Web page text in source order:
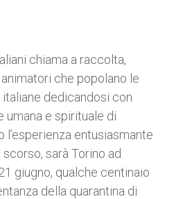
chiama a raccolta,
che popolano le
dedicandosi con
umana e spirituale di
l’esperienza entusiasmante
sarà Torino ad
giugno, qualche centinaio
della quarantina di